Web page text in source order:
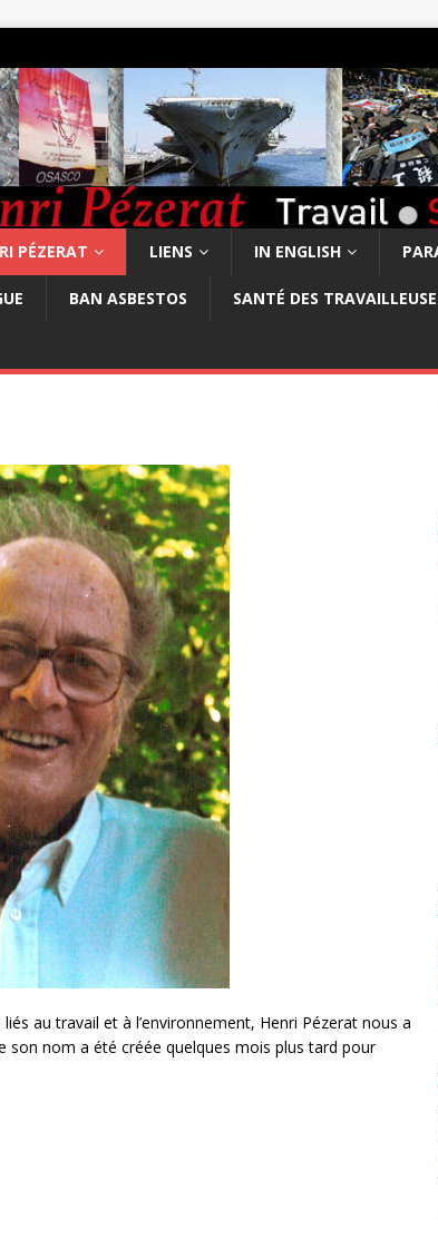
PÉZERAT LIENS IN ENGLISH
BAN ASBESTOS SANTÉ DES
au travail et à l’environnement, Henri Pézerat nous a
son nom a été créée quelques mois plus tard pour